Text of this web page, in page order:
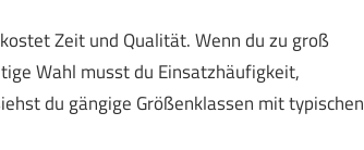
Zeit und Qualität. Wenn du zu groß
Wahl musst du Einsatzhäufigkeit,
du gängige Größenklassen mit typischen